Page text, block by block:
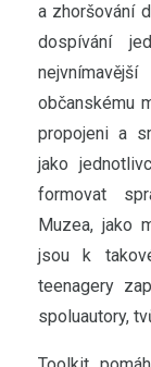
a zhoršování
dospívání
občanskému
propojeni a
jako
formovat
Muzea, jako
jsou k
teenagery
spoluautory,